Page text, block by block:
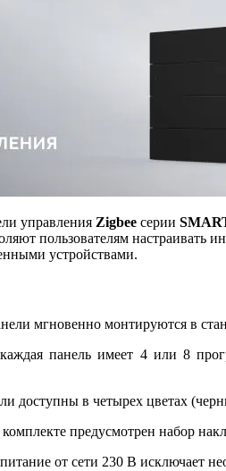
управления Zigbee серии
пользователям настраивать
устройствами.
мгновенно монтируются в
каждая панель имеет 4 или 8
доступны в четырех цветах
комплекте предусмотрен набор
питание от сети 230 В исключает